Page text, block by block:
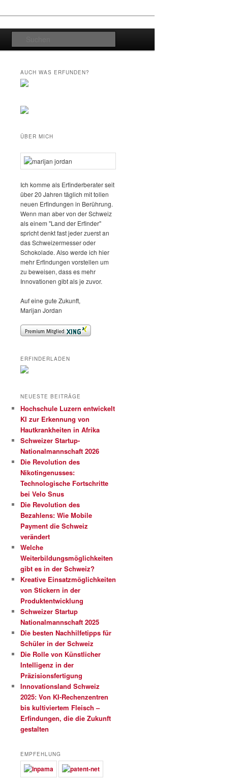
AUCH WAS ERFUNDEN?
ÜBER MICH
Ich komme als Erfinderberater seit
über 20 Jahren täglich mit tollen
neuen Erfindungen in Berührung.
Wenn man aber von der Schweiz
als einem "Land der Erfinder"
spricht denkt fast jeder zuerst an
das Schweizermesser oder
Schokolade. Also werde ich hier
mehr Erfindungen vorstellen um
zu beweisen, dass es mehr
Innovationen gibt als je zuvor.
Auf eine gute Zukunft,
Marijan Jordan
ERFINDERLADEN
NEUESTE BEITRÄGE
Hochschule Luzern entwickelt
KI zur Erkennung von
Hautkrankheiten in Afrika
Schweizer Startup-
Nationalmannschaft 2026
Die Revolution des
Nikotingenusses:
Technologische Fortschritte
bei Velo Snus
Die Revolution des
Bezahlens: Wie Mobile
Payment die Schweiz
verändert
Welche
Weiterbildungsmöglichkeiten
gibt es in der Schweiz?
Kreative Einsatzmöglichkeiten
von Stickern in der
Produktentwicklung
Schweizer Startup
Nationalmannschaft 2025
Die besten Nachhilfetipps für
Schüler in der Schweiz
Die Rolle von Künstlicher
Intelligenz in der
Präzisionsfertigung
Innovationsland Schweiz
2025: Von KI-Rechenzentren
bis kultiviertem Fleisch –
Erfindungen, die die Zukunft
gestalten
EMPFEHLUNG